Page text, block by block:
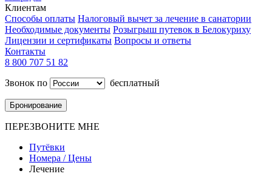
Клиентам
Способы оплаты Налоговый вычет за лечение в санатории
Необходимые документы Розыгрыш путевок в Белокуриху
Лицензии и сертификаты Вопросы и ответы
Контакты
8 800 707 51 82
Звонок по
бесплатный
Бронирование
ПЕРЕЗВОНИТЕ МНЕ
Путёвки
Номера / Цены
Лечение